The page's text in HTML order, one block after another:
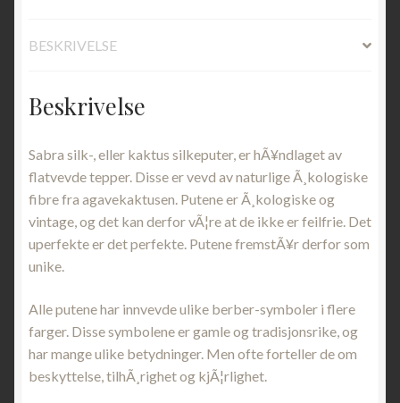
BESKRIVELSE
Beskrivelse
Sabra silk-, eller kaktus silkeputer, er hÃ¥ndlaget av
flatvevde tepper. Disse er vevd av naturlige Ã¸kologiske
fibre fra agavekaktusen. Putene er Ã¸kologiske og
vintage, og det kan derfor vÃ¦re at de ikke er feilfrie. Det
uperfekte er det perfekte. Putene fremstÃ¥r derfor som
unike.
Alle putene har innvevde ulike berber-symboler i flere
farger. Disse symbolene er gamle og tradisjonsrike, og
har mange ulike betydninger. Men ofte forteller de om
beskyttelse, tilhÃ¸righet og kjÃ¦rlighet.